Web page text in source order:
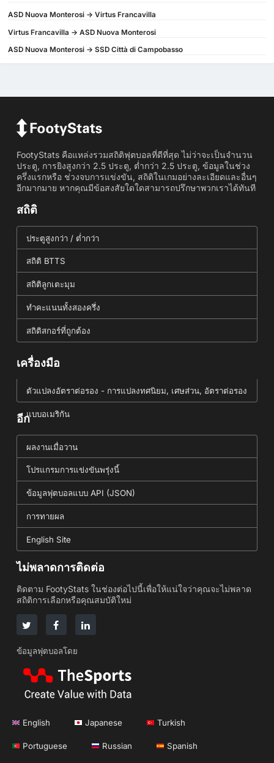
ASD Nuova Monterosi -> Virtus Francavilla
Virtus Francavilla -> ASD Nuova Monterosi
ASD Nuova Monterosi -> SSD Città di Campobasso
FootyStats คือแหล่งรวมสถิติฟุตบอลที่ดีที่สุด ไม่ว่าจะเป็นจำนวน
ประตู, การยิงสูงกว่า 2.5 ประตู, ต่ำกว่า 2.5 ประตู, ข้อมูลในช่วง
ครึ่งแรกหรือ ช่วงจบการแข่งขัน, สถิติในเกมอย่างละเอียดและอื่นๆ
อีกมากมาย หากคุณมีข้อสงสัยใดใดสามารถปรึกษาพวกเราได้ทันที
สถิติ
ประตูสูงกว่า / ต่ำกว่า
สถิติ BTTS
สถิติลูกเตะมุม
ทำคะแนนทั้งสองครึ่ง
สถิติสกอร์ที่ถูกต้อง
เครื่องมือ
ตัวแปลงอัตราต่อรอง - การแปลงทศนิยม, เศษส่วน, อัตราต่อรอง
แบบอเมริกัน
อีก
ผลงานเมื่อวาน
โปรแกรมการแข่งขันพรุ่งนี้
ข้อมูลฟุตบอลแบบ API (JSON)
การทายผล
English Site
ไม่พลาดการติดต่อ
ติดตาม FootyStats ในช่องต่อไปนี้เพื่อให้แน่ใจว่าคุณจะไม่พลาด
สถิติการเลือกหรือคุณสมบัติใหม่
ข้อมูลฟุตบอลโดย
English Japanese Turkish
Portuguese Russian Spanish